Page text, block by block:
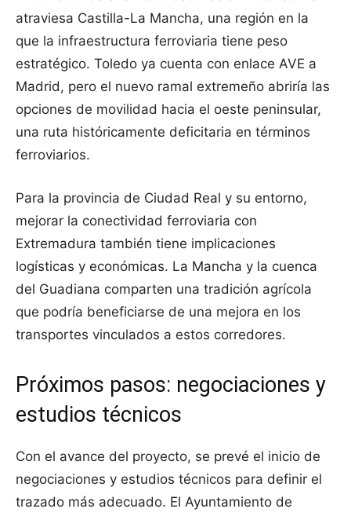
atraviesa Castilla-La Mancha, una región en la
que la infraestructura ferroviaria tiene peso
estratégico. Toledo ya cuenta con enlace AVE a
Madrid, pero el nuevo ramal extremeño abriría las
opciones de movilidad hacia el oeste peninsular,
una ruta históricamente deficitaria en términos
ferroviarios.
Para la provincia de Ciudad Real y su entorno,
mejorar la conectividad ferroviaria con
Extremadura también tiene implicaciones
logísticas y económicas. La Mancha y la cuenca
del Guadiana comparten una tradición agrícola
que podría beneficiarse de una mejora en los
transportes vinculados a estos corredores.
Próximos pasos: negociaciones y
estudios técnicos
Con el avance del proyecto, se prevé el inicio de
negociaciones y estudios técnicos para definir el
trazado más adecuado. El Ayuntamiento de